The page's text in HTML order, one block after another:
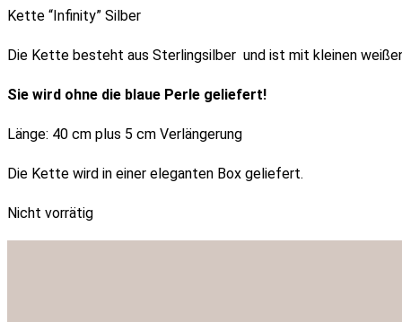
Kette “Infinity” Silber
Die Kette besteht aus Sterlingsilber und ist mit kleinen
Sie wird ohne die blaue Perle geliefert!
Länge: 40 cm plus 5 cm Verlängerung
Die Kette wird in einer eleganten Box geliefert.
Nicht vorrätig